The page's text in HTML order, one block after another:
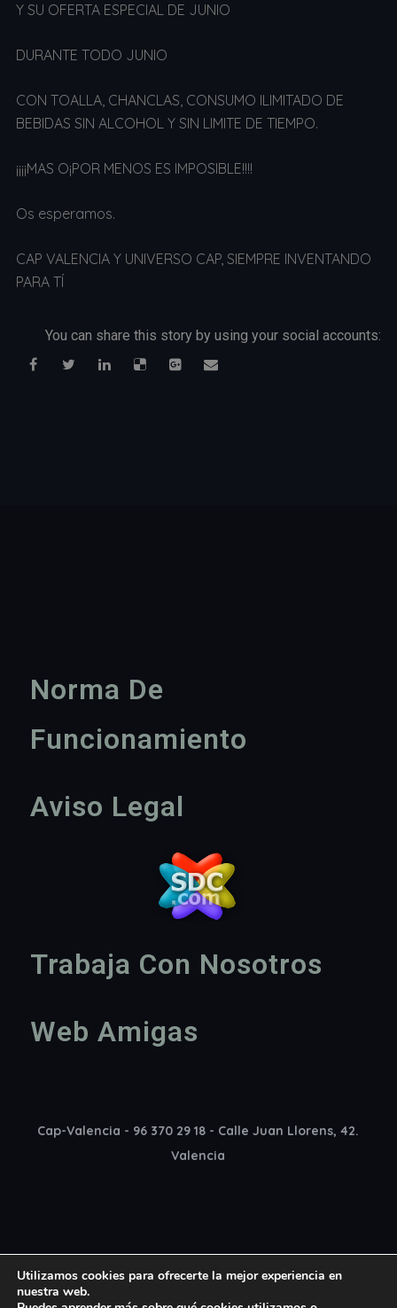
Y SU OFERTA ESPECIAL DE JUNIO
DURANTE TODO JUNIO
CON TOALLA, CHANCLAS, CONSUMO ILIMITADO DE
BEBIDAS SIN ALCOHOL Y SIN LIMITE DE TIEMPO.
¡¡¡¡MAS O¡POR MENOS ES IMPOSIBLE!!!!
Os esperamos.
CAP VALENCIA Y UNIVERSO CAP, SIEMPRE INVENTANDO
PARA TÍ
You can share this story by using your social accounts:
Norma De
Funcionamiento
Aviso Legal
Trabaja Con Nosotros
Web Amigas
Cap-Valencia - 96 370 29 18 - Calle Juan Llorens, 42.
Valencia
Utilizamos cookies para ofrecerte la mejor experiencia en
nuestra web.